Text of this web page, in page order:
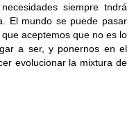
siempre tndrá
El mundo se puede pasar
aceptemos que no es lo
a ser, y ponernos en el
evolucionar la mixtura de